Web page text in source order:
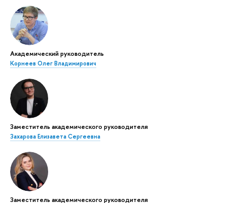
Академический руководитель
Корнеев Олег Владимирович
Заместитель академического руководителя
Захарова Елизавета Сергеевна
Заместитель академического руководителя